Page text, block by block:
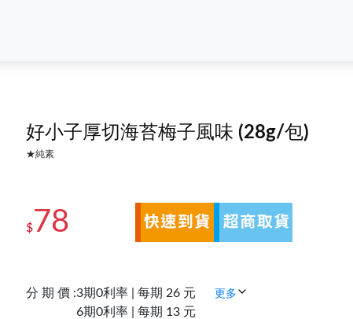
好小子厚切海苔梅子風味 (28g/包)
★純素
$ 78
分 期 價 :3期0利率 | 每期 26 元
6期0利率 | 每期 13 元
更多